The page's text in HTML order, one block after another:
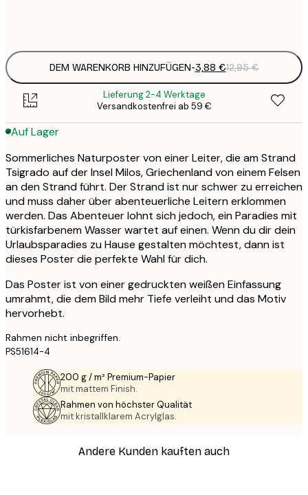
DEM WARENKORB HINZUFÜGEN-3,88 €12,95 €
Lieferung 2-4 Werktage
Versandkostenfrei ab 59 €
Auf Lager
Sommerliches Naturposter von einer Leiter, die am Strand
Tsigrado auf der Insel Milos, Griechenland von einem Felsen
an den Strand führt. Der Strand ist nur schwer zu erreichen
und muss daher über abenteuerliche Leitern erklommen
werden. Das Abenteuer lohnt sich jedoch, ein Paradies mit
türkisfarbenem Wasser wartet auf einen. Wenn du dir dein
Urlaubsparadies zu Hause gestalten möchtest, dann ist
dieses Poster die perfekte Wahl für dich.
Das Poster ist von einer gedruckten weißen Einfassung
umrahmt, die dem Bild mehr Tiefe verleiht und das Motiv
hervorhebt.
Rahmen nicht inbegriffen.
PS51614-4
200 g / m² Premium-Papier
mit mattem Finish.
Rahmen von höchster Qualität
mit kristallklarem Acrylglas.
Andere Kunden kauften auch